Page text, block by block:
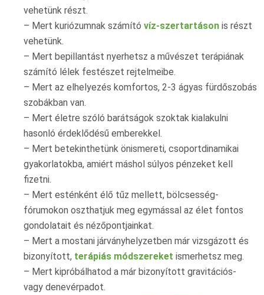
vehetünk részt.
– Mert kuriózumnak számító víz-szertartáson is részt
vehetünk.
– Mert bepillantást nyerhetsz a művészet terápiának
számító lélek festészet rejtelmeibe.
– Mert az elhelyezés komfortos, 2-3 ágyas fürdőszobás
szobákban van.
– Mert életre szóló barátságok szoktak kialakulni
hasonló érdeklődésű emberekkel.
– Mert betekinthetünk önismereti, csoportdinamikai
gyakorlatokba, amiért máshol súlyos pénzeket kell
fizetni.
– Mert esténként élő tűz mellett, bölcsesség-
fórumokon oszthatjuk meg egymással az élet fontos
gondolatait és nézőpontjainkat.
– Mert a mostani járványhelyzetben már vizsgázott és
bizonyított, terápiás módszereket ismerhetsz meg.
– Mert kipróbálhatod a már bizonyított gravitációs-
vagy denevérpadot.